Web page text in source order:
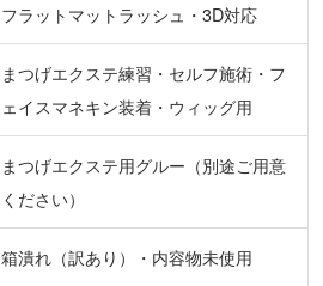
フラットマットラッシュ・3D対応
まつげエクステ練習・セルフ施術・フ
ェイスマネキン装着・ウィッグ用
まつげエクステ用グルー（別途ご用意
ください）
箱潰れ（訳あり）・内容物未使用